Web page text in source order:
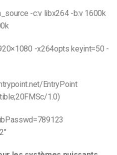
-c:v libx264 -b:v 1600k
-x264opts keyint=50 -
EntryPoint
1.0)